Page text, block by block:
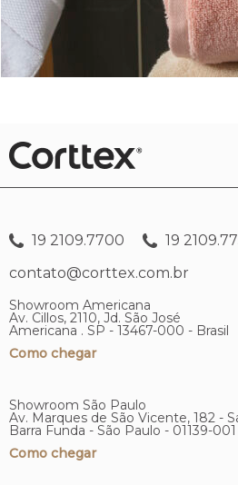
19 2109.7700
19
contato@corttex.com.br
Showroom Americana
Av. Cillos, 2110, Jd. São José
Americana . SP - 13467-000 - Brasil
Como chegar
Showroom São Paulo
Av. Marques de São Vicente, 182 -
Barra Funda - São Paulo - 01139-001
Como chegar